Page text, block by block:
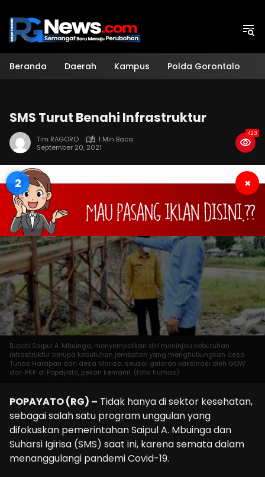
konten
Beranda Daerah Kampus Polda Gorontalo
SMS Turut Benahi Infrastruktur
Tim RAGORO
1 Min Baca
September 20, 2021
423
1 ×
Bupati Saipul A. Mbuinga, menyempatkan diri meninjau kebutuhan
infrastruktur berupa kebutuhan jembatan yang menghubungkan desa
Tunas Harapan dan desa Marisa, seusai gelaran vaksinasi oleh GOW
dan PKK di Popayato, pekan kemarin. (foto: humas)
POPAYATO (RG) – Tidak hanya di sektor kesehatan,
sebagai salah satu program unggulan yang
difokuskan pemerintahan Saipul A. Mbuinga dan
Suharsi Igirisa (SMS) saat ini, karena semata dalam
menanggulangi pandemi Covid-19.